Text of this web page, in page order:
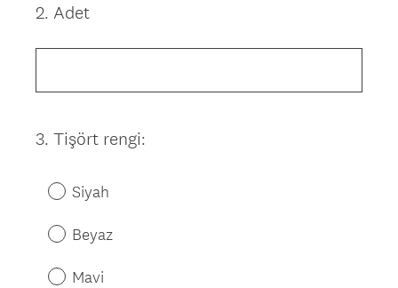
Question
2. Adet
Question
3. Tişört rengi:
Siyah
Beyaz
Mavi